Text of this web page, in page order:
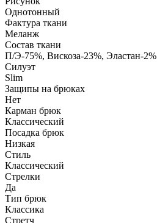
Однотонный
Фактура ткани
Меланж
Состав ткани
П/Э-75%, Вискоза-23%, Эластан-2%
Силуэт
Slim
Защипы на брюках
Нет
Карман брюк
Классический
Посадка брюк
Низкая
Стиль
Классический
Стрелки
Да
Тип брюк
Классика
Стретч